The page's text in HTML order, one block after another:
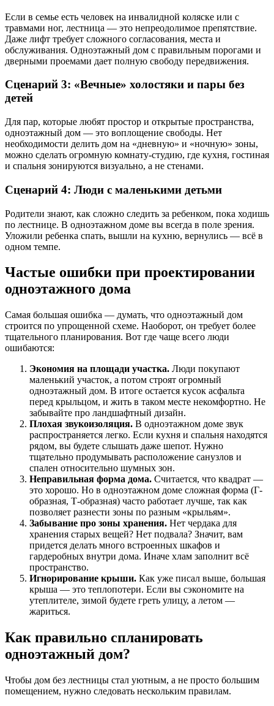
Если в семье есть человек на инвалидной коляске или с
травмами ног, лестница — это непреодолимое препятствие.
Даже лифт требует сложного согласования, места и
обслуживания. Одноэтажный дом с правильным порогами и
дверными проемами дает полную свободу передвижения.
Сценарий 3: «Вечные» холостяки и пары без
детей
Для пар, которые любят простор и открытые пространства,
одноэтажный дом — это воплощение свободы. Нет
необходимости делить дом на «дневную» и «ночную» зоны,
можно сделать огромную комнату-студию, где кухня, гостиная
и спальня зонируются визуально, а не стенами.
Сценарий 4: Люди с маленькими детьми
Родители знают, как сложно следить за ребенком, пока ходишь
по лестнице. В одноэтажном доме вы всегда в поле зрения.
Уложили ребенка спать, вышли на кухню, вернулись — всё в
одном темпе.
Частые ошибки при проектировании
одноэтажного дома
Самая большая ошибка — думать, что одноэтажный дом
строится по упрощенной схеме. Наоборот, он требует более
тщательного планирования. Вот где чаще всего люди
ошибаются:
Экономия на площади участка. Люди покупают
маленький участок, а потом строят огромный
одноэтажный дом. В итоге остается кусок асфальта
перед крыльцом, и жить в таком месте некомфортно. Не
забывайте про ландшафтный дизайн.
Плохая звукоизоляция. В одноэтажном доме звук
распространяется легко. Если кухня и спальня находятся
рядом, вы будете слышать даже шепот. Нужно
тщательно продумывать расположение санузлов и
спален относительно шумных зон.
Неправильная форма дома. Считается, что квадрат —
это хорошо. Но в одноэтажном доме сложная форма (Г-
образная, Т-образная) часто работает лучше, так как
позволяет разнести зоны по разным «крыльям».
Забывание про зоны хранения. Нет чердака для
хранения старых вещей? Нет подвала? Значит, вам
придется делать много встроенных шкафов и
гардеробных внутри дома. Иначе хлам заполнит всё
пространство.
Игнорирование крыши. Как уже писал выше, большая
крыша — это теплопотери. Если вы сэкономите на
утеплителе, зимой будете греть улицу, а летом —
жариться.
Как правильно спланировать
одноэтажный дом?
Чтобы дом без лестницы стал уютным, а не просто большим
помещением, нужно следовать нескольким правилам.